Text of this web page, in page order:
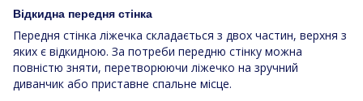
Відкидна передня стінка
Передня стінка ліжечка складається з двох частин, верхня з
яких є відкидною. За потреби передню стінку можна
повністю зняти, перетворюючи ліжечко на зручний
диванчик або приставне спальне місце.